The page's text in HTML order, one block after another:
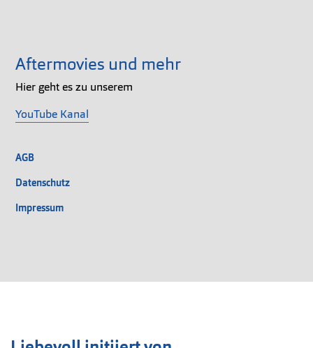
Aftermovies und mehr
Hier geht es zu unserem
YouTube Kanal
AGB
Datenschutz
Impressum